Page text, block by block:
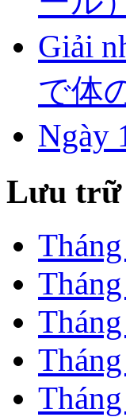
Giải
で体
Ngày
Lưu trữ